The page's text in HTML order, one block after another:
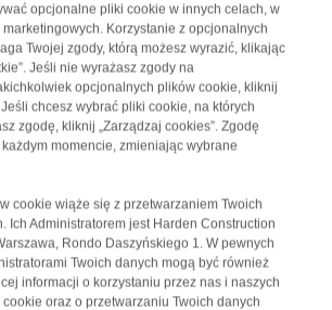
opcjonalne pliki cookie w innych celach, w
Korzystanie z opcjonalnych
Twojej zgody, którą możesz wyrazić, klikając
Jeśli nie wyrażasz zgody na
opcjonalnych plików cookie, kliknij
Jeśli chcesz wybrać pliki cookie, na których
zgodę, kliknij „Zarządzaj cookies”. Zgodę
momencie, zmieniając wybrane
cookie wiąże się z przetwarzaniem Twoich
Ich Administratorem jest Harden Construction
Rondo Daszyńskiego 1. W pewnych
Twoich danych mogą być również
informacji o korzystaniu przez nas i naszych
oraz o przetwarzaniu Twoich danych
dostarczył infrastrukturę
mkw. powierzchni magazynowej, 9
produkcyjnej oraz 2 000 mkw.
Projekt uzyskał certyfikat BREEAM
wymagała zaawansowanych prac
tym budowy blisko kilometrowego
kanalizacji deszczowej.
została w pełni dostosowana do
najemcy, firmy NRF –